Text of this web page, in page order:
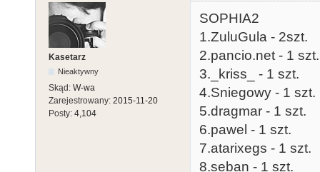
Kasetarz
Nieaktywny
Skąd: W-wa
Zarejestrowany: 2015-11-20
Posty: 4,104
SOPHIA2
1.ZuluGula - 2szt.
2.pancio.net - 1 szt.
3._kriss_ - 1 szt.
4.Sniegowy - 1 szt.
5.dragmar - 1 szt.
6.pawel - 1 szt.
7.atarixegs - 1 szt.
8.seban - 1 szt.